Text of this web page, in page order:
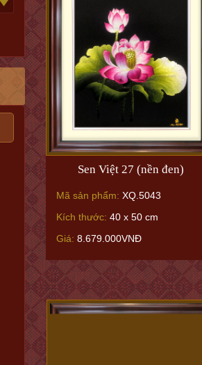
Sen Việt 27 (nền đen)
Mã sản phẩm: XQ.5043
Kích thước: 40 x 50 cm
Giá: 8.679.000VNĐ